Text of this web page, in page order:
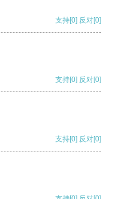
支持[0] 反对[0]
支持[0] 反对[0]
支持[0] 反对[0]